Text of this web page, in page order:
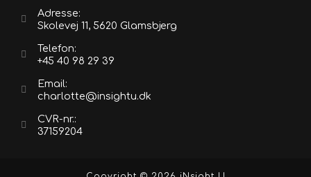
Adresse:
Skolevej 11, 5620 Glamsbjerg
Telefon:
+45 40 98 29 39
Email:
charlotte@insightu.dk
CVR-nr.:
37159204